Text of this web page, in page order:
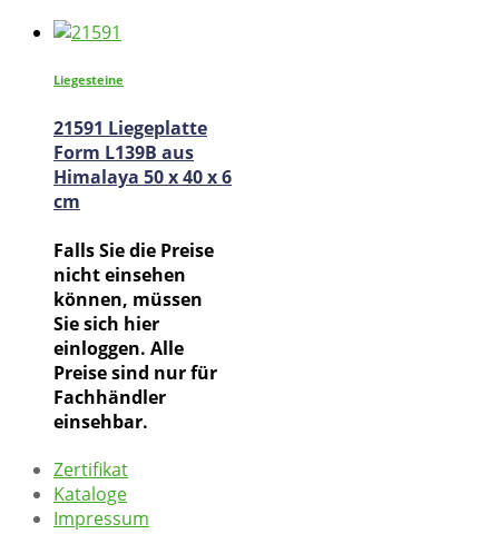
Liegesteine
21591 Liegeplatte
Form L139B aus
Himalaya 50 x 40 x 6
cm
Falls Sie die Preise
nicht einsehen
können, müssen
Sie sich hier
einloggen. Alle
Preise sind nur für
Fachhändler
einsehbar.
Zertifikat
Kataloge
Impressum